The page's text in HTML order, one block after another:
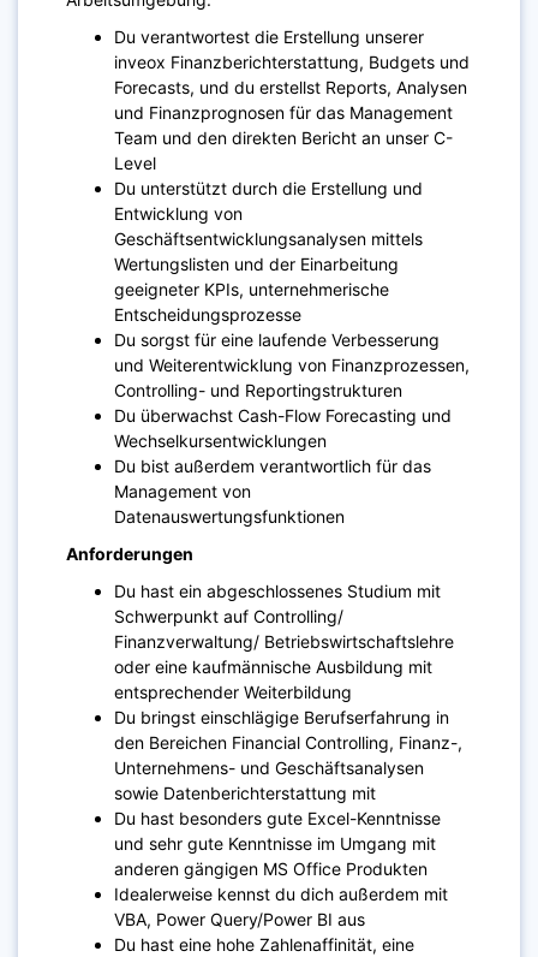
Du verantwortest die Erstellung unserer
inveox Finanzberichterstattung, Budgets und
Forecasts, und du erstellst Reports, Analysen
und Finanzprognosen für das Management
Team und den direkten Bericht an unser C-
Level
Du unterstützt durch die Erstellung und
Entwicklung von
Geschäftsentwicklungsanalysen mittels
Wertungslisten und der Einarbeitung
geeigneter KPIs, unternehmerische
Entscheidungsprozesse
Du sorgst für eine laufende Verbesserung
und Weiterentwicklung von Finanzprozessen,
Controlling- und Reportingstrukturen
Du überwachst Cash-Flow Forecasting und
Wechselkursentwicklungen
Du bist außerdem verantwortlich für das
Management von
Datenauswertungsfunktionen
Anforderungen
Du hast ein abgeschlossenes Studium mit
Schwerpunkt auf Controlling/
Finanzverwaltung/ Betriebswirtschaftslehre
oder eine kaufmännische Ausbildung mit
entsprechender Weiterbildung
Du bringst einschlägige Berufserfahrung in
den Bereichen Financial Controlling, Finanz-,
Unternehmens- und Geschäftsanalysen
sowie Datenberichterstattung mit
Du hast besonders gute Excel-Kenntnisse
und sehr gute Kenntnisse im Umgang mit
anderen gängigen MS Office Produkten
Idealerweise kennst du dich außerdem mit
VBA, Power Query/Power BI aus
Du hast eine hohe Zahlenaffinität, eine